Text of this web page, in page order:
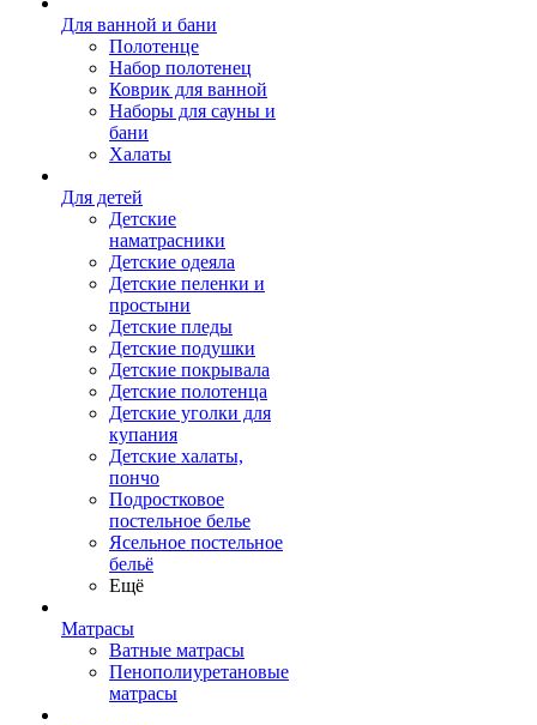
Для ванной и бани
Полотенце
Набор полотенец
Коврик для ванной
Наборы для сауны и
бани
Халаты
Для детей
Детские
наматрасники
Детские одеяла
Детские пеленки и
простыни
Детские пледы
Детские подушки
Детские покрывала
Детские полотенца
Детские уголки для
купания
Детские халаты,
пончо
Подростковое
постельное белье
Ясельное постельное
бельё
Ещё
Матрасы
Ватные матрасы
Пенополиуретановые
матрасы